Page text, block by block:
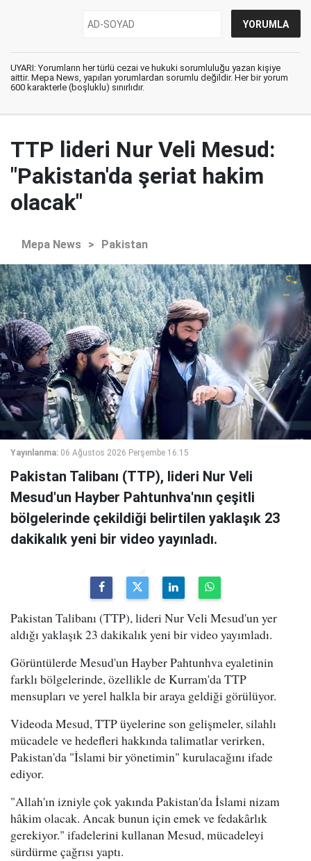
UYARI: Yorumların her türlü cezai ve hukuki sorumluluğu yazan kişiye
aittir. Mepa News, yapılan yorumlardan sorumlu değildir. Her bir yorum
600 karakterle (boşluklu) sınırlıdır.
TTP lideri Nur Veli Mesud:
"Pakistan'da şeriat hakim
olacak"
Mepa News > Pakistan
Yayınlanma: 06 Ağustos 2026 Perşembe 16:15
Pakistan Talibanı (TTP), lideri Nur Veli
Mesud'un Hayber Pahtunhva'nın çeşitli
bölgelerinde çekildiği belirtilen yaklaşık 23
dakikalık yeni bir video yayınladı.
Pakistan Talibanı (TTP), lideri Nur Veli Mesud'un yer
aldığı yaklaşık 23 dakikalık yeni bir video yayımladı.
Görüntülerde Mesud'un Hayber Pahtunhva eyaletinin
farklı bölgelerinde, özellikle de Kurram'da TTP
mensupları ve yerel halkla bir araya geldiği görülüyor.
Videoda Mesud, TTP üyelerine son gelişmeler, silahlı
mücadele ve hedefleri hakkında talimatlar verirken,
Pakistan'da "İslami bir yönetimin" kurulacağını ifade
ediyor.
"Allah'ın izniyle çok yakında Pakistan'da İslami nizam
hâkim olacak. Ancak bunun için emek ve fedakârlık
gerekiyor." ifadelerini kullanan Mesud, mücadeleyi
sürdürme çağrısı yaptı.